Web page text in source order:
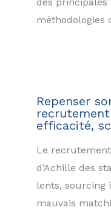
méthodologies
Repenser
recrutement
efficacité,
Le
d’Achille des
lents, sourcing
mauvais